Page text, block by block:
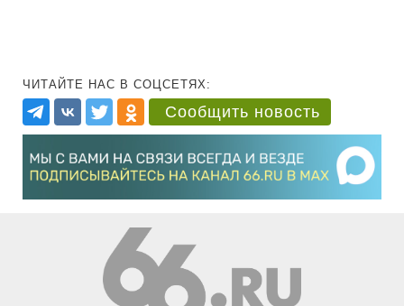
ЧИТАЙТЕ НАС В СОЦСЕТЯХ:
Сообщить новость